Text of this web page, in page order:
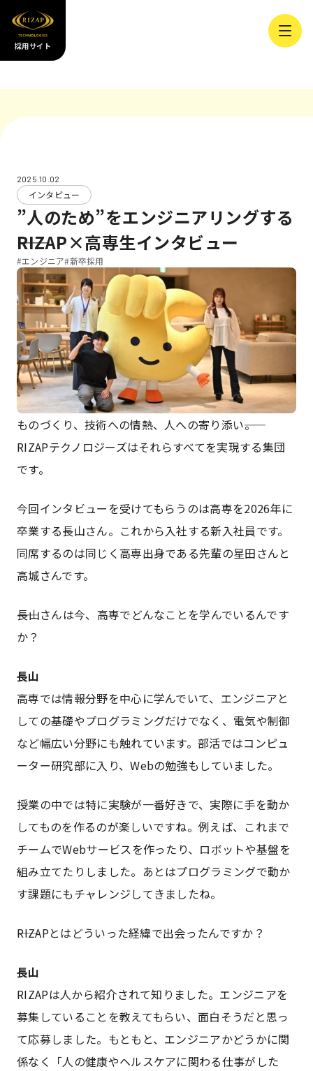
採用サイト
2025.10.02
インタビュー
”人のため”をエンジニアリングする
――RIZAP×高専生インタビュー
#エンジニア#新卒採用
ものづくり、技術への情熱、人への寄り添い――。
RIZAPテクノロジーズはそれらすべてを実現する集団
です。
今回インタビューを受けてもらうのは高専を2026年に
卒業する長山さん。これから入社する新入社員です。
同席するのは同じく高専出身である先輩の星田さんと
高城さんです。
――長山さんは今、高専でどんなことを学んでいるんです
か？
長山
高専では情報分野を中心に学んでいて、エンジニアと
しての基礎やプログラミングだけでなく、電気や制御
など幅広い分野にも触れています。部活ではコンピュ
ーター研究部に入り、Webの勉強もしていました。
授業の中では特に実験が一番好きで、実際に手を動か
してものを作るのが楽しいですね。例えば、これまで
チームでWebサービスを作ったり、ロボットや基盤を
組み立てたりしました。あとはプログラミングで動か
す課題にもチャレンジしてきましたね。
――RIZAPとはどういった経緯で出会ったんですか？
長山
RIZAPは人から紹介されて知りました。エンジニアを
募集していることを教えてもらい、面白そうだと思っ
て応募しました。もともと、エンジニアかどうかに関
係なく「人の健康やヘルスケアに関わる仕事がした